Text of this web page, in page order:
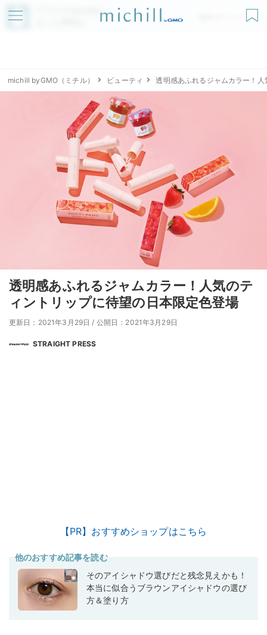
アプリでmichillが
無料ダウンロード
michill byGMO（ミチル） ビューティ 透明感あふれるジャムカラー！
透明感あふれるジャムカラー！人気のテ
ィントリップに待望の日本限定色登場
更新日：2021年3月29日 / 公開日：2021年3月29日
STRAIGHT PRESS
【PR】おすすめショップはこちら
他のおすすめ記事を読む
そのアイシャドウ選びだと残念見えかも！
本当に似合うブラウンアイシャドウの選び
方＆塗り方